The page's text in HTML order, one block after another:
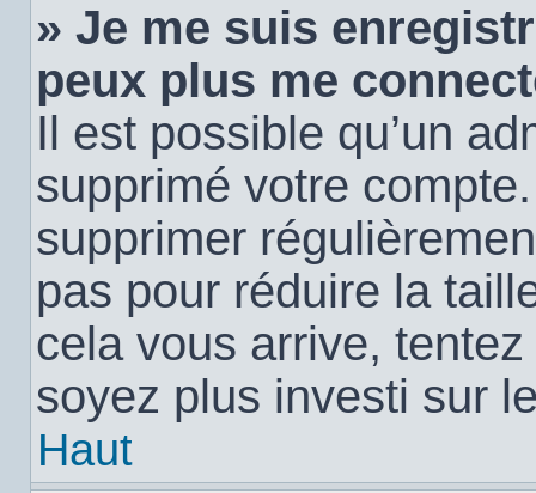
» Je me suis
peux plus me
Il est possible qu’un
supprimé votre
supprimer
pas pour réduire la
cela vous arrive,
soyez plus investi sur
Haut